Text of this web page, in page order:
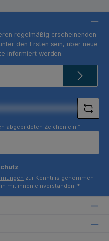
regelmäßig erscheinenden
den Ersten sein, über neue
informiert werden.
abgebildeten Zeichen ein *
zur Kenntnis genommen
mit ihnen einverstanden. *